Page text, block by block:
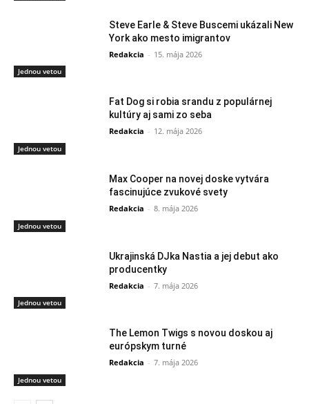
Jednou vetou
Steve Earle & Steve Buscemi ukázali New
York ako mesto imigrantov
Redakcia - 15. mája 2026
Jednou vetou
Fat Dog si robia srandu z populárnej
kultúry aj sami zo seba
Redakcia - 12. mája 2026
Jednou vetou
Max Cooper na novej doske vytvára
fascinujúce zvukové svety
Redakcia - 8. mája 2026
Jednou vetou
Ukrajinská DJka Nastia a jej debut ako
producentky
Redakcia - 7. mája 2026
Jednou vetou
The Lemon Twigs s novou doskou aj
európskym turné
Redakcia - 7. mája 2026